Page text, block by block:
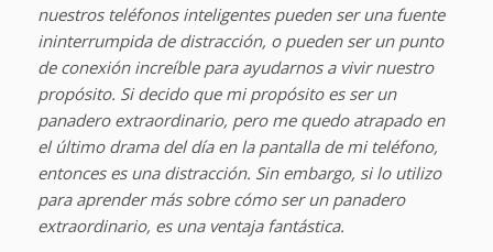
nuestros teléfonos inteligentes pueden ser una fuente
ininterrumpida de distracción, o pueden ser un punto
de conexión increíble para ayudarnos a vivir nuestro
propósito. Si decido que mi propósito es ser un
panadero extraordinario, pero me quedo atrapado en
el último drama del día en la pantalla de mi teléfono,
entonces es una distracción. Sin embargo, si lo utilizo
para aprender más sobre cómo ser un panadero
extraordinario, es una ventaja fantástica.